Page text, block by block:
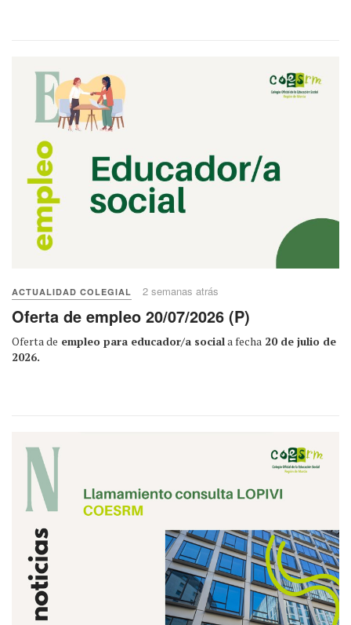
ACTUALIDAD COLEGIAL 2 semanas atrás
Oferta de empleo 20/07/2026 (P)
Oferta de empleo para educador/a sociala fecha 20 de julio de
2026.